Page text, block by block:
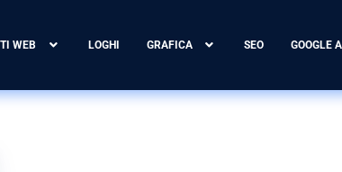
WEB LOGHI GRAFICA SEO GOOGLE